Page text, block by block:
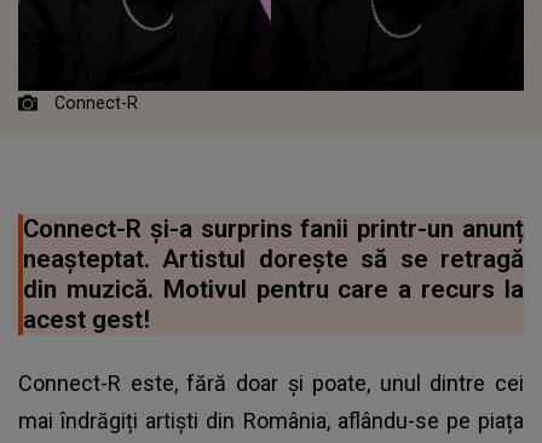
Connect-R
Connect-R și-a surprins fanii printr-un anunț
neașteptat. Artistul dorește să se retragă
din muzică. Motivul pentru care a recurs la
acest gest!
Connect-R este, fără doar și poate, unul dintre cei
mai îndrăgiți artiști din România, aflându-se pe piața